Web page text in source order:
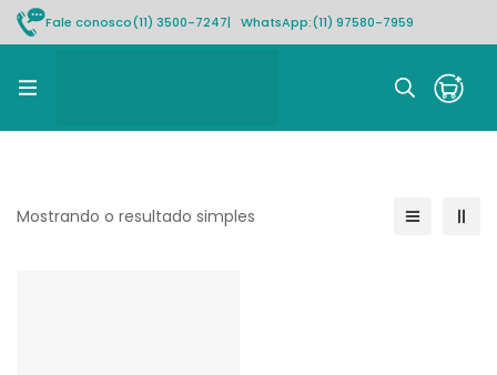
Fale conosco(11) 3500-7247| WhatsApp:(11) 97580-7959
Mostrando o resultado simples